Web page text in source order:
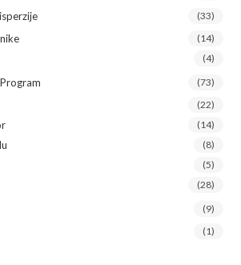
(33)
(14)
(4)
(73)
(22)
(14)
(8)
(5)
(28)
(9)
(1)